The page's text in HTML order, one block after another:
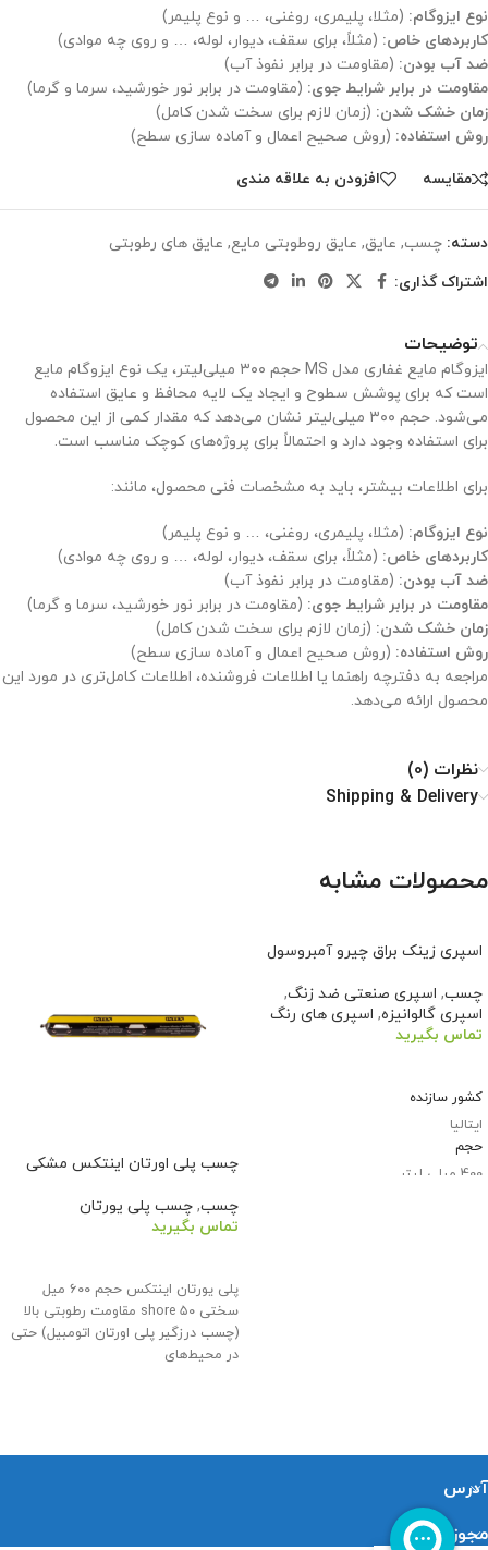
نوع ایزوگام: (مثلا، پلیمری، روغنی، … و نوع پلیمر)
کاربردهای خاص: (مثلاً، برای سقف، دیوار، لوله، … و روی چه موادی)
ضد آب بودن: (مقاومت در برابر نفوذ آب)
مقاومت در برابر شرایط جوی: (مقاومت در برابر نور خورشید، سرما و گرما)
زمان خشک شدن: (زمان لازم برای سخت شدن کامل)
روش استفاده: (روش صحیح اعمال و آماده سازی سطح)
مقايسه افزودن به علاقه مندی
دسته: چسب, عایق, عایق روطوبتی مایع, عایق های رطوبتی
اشتراک گذاری:
توضیحات
ایزوگام مایع غفاری مدل MS حجم ۳۰۰ میلی‌لیتر، یک نوع ایزوگام مایع
است که برای پوشش سطوح و ایجاد یک لایه محافظ و عایق استفاده
می‌شود. حجم ۳۰۰ میلی‌لیتر نشان می‌دهد که مقدار کمی از این محصول
برای استفاده وجود دارد و احتمالاً برای پروژه‌های کوچک مناسب است.
برای اطلاعات بیشتر، باید به مشخصات فنی محصول، مانند:
نوع ایزوگام: (مثلا، پلیمری، روغنی، … و نوع پلیمر)
کاربردهای خاص: (مثلاً، برای سقف، دیوار، لوله، … و روی چه موادی)
ضد آب بودن: (مقاومت در برابر نفوذ آب)
مقاومت در برابر شرایط جوی: (مقاومت در برابر نور خورشید، سرما و گرما)
زمان خشک شدن: (زمان لازم برای سخت شدن کامل)
روش استفاده: (روش صحیح اعمال و آماده سازی سطح)
مراجعه به دفترچه راهنما یا اطلاعات فروشنده، اطلاعات کامل‌تری در مورد این
محصول ارائه می‌دهد.
نظرات (0)
Shipping & Delivery
محصولات مشابه
اسپری زینک براق چیرو آمبروسول
چسب, اسپری صنعتی ضد زنگ,
اسپری گالوانیزه, اسپری های رنگ
تماس بگیرید
کشور سازنده
ایتالیا
حجم
400 میلی لیتر
چسب پلی اورتان اینتکس مشکی
چسب, چسب پلی یورتان
تماس بگیرید
پلی یورتان اینتکس حجم ۶۰۰ میل
سختی ۵۰ shore مقاومت رطوبتی بالا
(چسب درزگیر پلی اورتان اتومبیل) حتی
در محیط‌های
آدرس
مجوزات